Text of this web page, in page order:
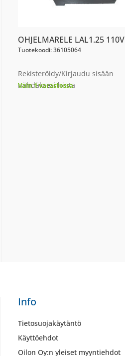
OHJELMARELE LAL1.25 110V
Tuotekoodi: 36105064
Rekisteröidy/Kirjaudu sisään
nähdäksesi hinta
Vain 1 varastossa
Info
Tietosuojakäytäntö
Käyttöehdot
Oilon Oy:n yleiset myyntiehdot